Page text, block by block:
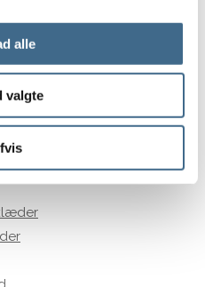
alle
valgte
Julie
Modena
Hoff